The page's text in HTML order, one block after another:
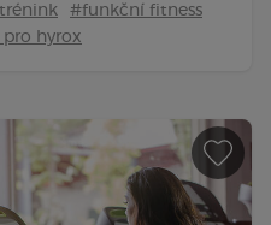
#funkční fitness
hyrox